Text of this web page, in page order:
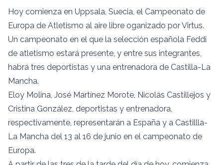
Hoy comienza en Uppsala, Suecia, el Campeonato de
Europa de Atletismo al aire libre oganizado por Virtus.
Un campeonato en el que la selección española Feddi
de atletismo estará presente, y entre sus integrantes,
habrá tres deportistas y una entrenadora de Castilla-La
Mancha.
Eloy Molina, José Martínez Morote, Nicolás Castillejos y
Cristina González, deportistas y entrenadora,
respectivamente, representarán a España y a Castillla-
La Mancha del 13 al 16 de junio en el campeonato de
Europa.